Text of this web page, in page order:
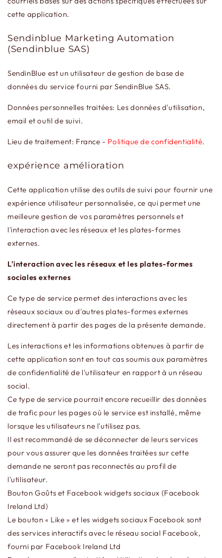
cette application.
Sendinblue Marketing Automation
(Sendinblue SAS)
SendinBlue est un utilisateur de gestion de base de
données du service fourni par SendinBlue SAS.
Données personnelles traitées: Les données d'utilisation,
email et outil de suivi.
Lieu de traitement: France - Politique de confidentialité.
expérience amélioration
Cette application utilise des outils de suivi pour fournir une
expérience utilisateur personnalisée, ce qui permet une
meilleure gestion de vos paramètres personnels et
l'interaction avec les réseaux et les plates-formes
externes.
L'interaction avec les réseaux et les plates-formes
sociales externes
Ce type de service permet des interactions avec les
réseaux sociaux ou d'autres plates-formes externes
directement à partir des pages de la présente demande.
Les interactions et les informations obtenues à partir de
cette application sont en tout cas soumis aux paramètres
de confidentialité de l'utilisateur en rapport à un réseau
social.
Ce type de service pourrait encore recueillir des données
de trafic pour les pages où le service est installé, même
lorsque les utilisateurs ne l'utilisez pas.
Il est recommandé de se déconnecter de leurs services
pour vous assurer que les données traitées sur cette
demande ne seront pas reconnectés au profil de
l'utilisateur.
Bouton Goûts et Facebook widgets sociaux (Facebook
Ireland Ltd)
Le bouton « Like » et les widgets sociaux Facebook sont
des services interactifs avec le réseau social Facebook,
fourni par Facebook Ireland Ltd